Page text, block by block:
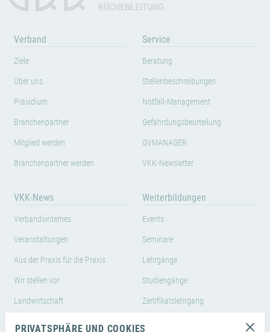
PRIVATSPHÄRE UND COOKIES
Verband
Ziele
Über uns
Präsidium
Branchenpartner
Mitglied werden
Branchenpartner werden
Service
Beratung
Stellenbeschreibungen
Notfall-Management
Gefährdungsbeurteilung
GVMANAGER
VKK-Newsletter
VKK-News
Verbandsinternes
Veranstaltungen
Aus der Praxis für die Praxis
Wir stellen vor
Landwirtschaft
Weiterbildungen
Events
Seminare
Lehrgänge
Studiengänge
Zertifikatslehrgang